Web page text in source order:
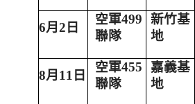
6月 2 日
空軍499
聯隊
新竹基
地
8月 11 日
空軍455
聯隊
嘉義基
地